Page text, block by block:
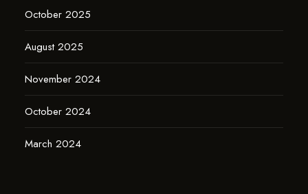
October 2025
August 2025
November 2024
October 2024
March 2024